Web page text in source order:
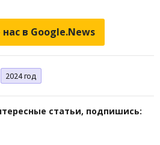
в Google.News
2024 год
статьи, подпишись: